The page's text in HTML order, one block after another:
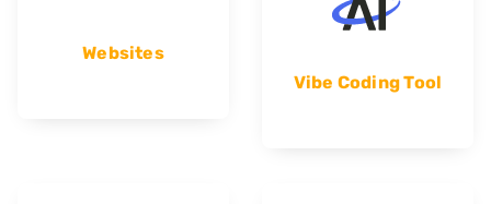
Websites
Vibe Coding Tool